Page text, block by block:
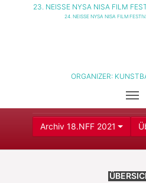
23. NEISSE NYSA NISA FILM
24. NEISSE NYSA NISA FILM
ORGANIZER:
Archiv 18.NFF 2021